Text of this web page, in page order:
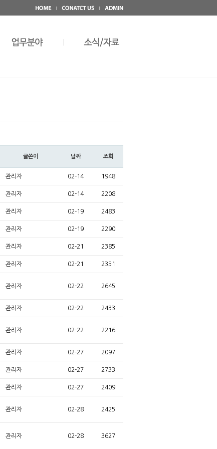
글쓴이 날짜 조회
관리자 02-14 1948
관리자 02-14 2208
관리자 02-19 2483
관리자 02-19 2290
관리자 02-21 2385
관리자 02-21 2351
관리자 02-22 2645
관리자 02-22 2433
관리자 02-22 2216
관리자 02-27 2097
관리자 02-27 2733
관리자 02-27 2409
관리자 02-28 2425
관리자 02-28 3627